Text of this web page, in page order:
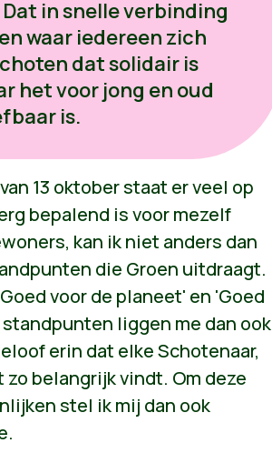
in snelle verbinding
waar iedereen zich
dat solidair is
het voor jong en oud
is.
13 oktober staat er veel op
bepalend is voor mezelf
kan ik niet anders dan
die Groen uitdraagt.
voor de planeet' en 'Goed
standpunten liggen me dan ook
erin dat elke Schotenaar,
belangrijk vindt. Om deze
stel ik mij dan ook